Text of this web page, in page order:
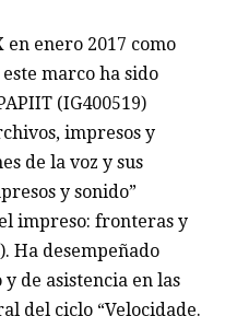
en enero 2017 como
marco ha sido
(IG400519)
impresos y
de la voz y sus
y sonido”
impreso: fronteras y
Ha desempeñado
de asistencia en las
del ciclo “Velocidade.